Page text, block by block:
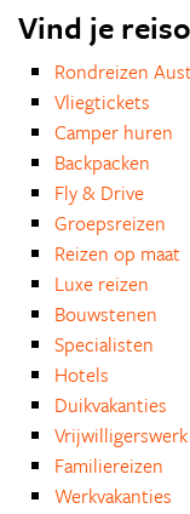
Vind je
Rondreizen
Vliegtickets
Camper huren
Backpacken
Fly & Drive
Groepsreizen
Reizen op maat
Luxe reizen
Bouwstenen
Specialisten
Hotels
Duikvakanties
Vrijwilligerswerk
Familiereizen
Werkvakanties